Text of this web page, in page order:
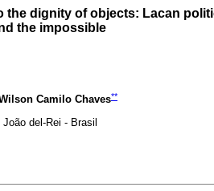
the dignity of objects: Lacan
the impossible
Camilo Chaves**
del-Rei - Brasil